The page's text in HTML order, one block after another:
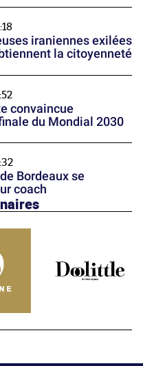
iraniennes exilées
la citoyenneté
convaincue
du Mondial 2030
Bordeaux se
coach